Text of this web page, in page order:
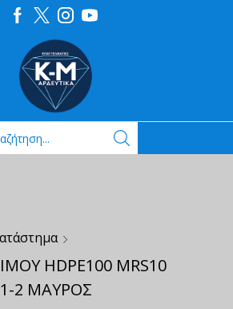
HDPE100 MRS10
2 ΜΑΥΡΟΣ